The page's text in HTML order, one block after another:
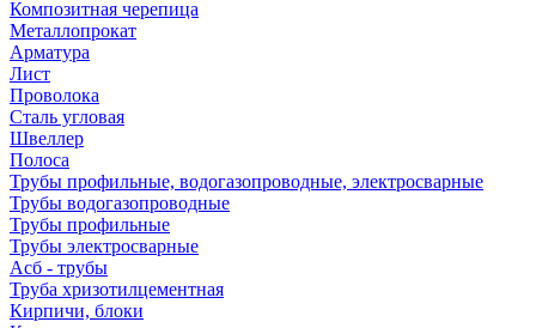
Композитная черепица
Металлопрокат
Арматура
Лист
Проволока
Сталь угловая
Швеллер
Полоса
Трубы профильные, водогазопроводные, электросварные
Трубы водогазопроводные
Трубы профильные
Трубы электросварные
Асб - трубы
Труба хризотилцементная
Кирпичи, блоки